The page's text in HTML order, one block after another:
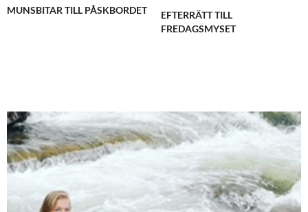
MUNSBITAR TILL PÅSKBORDET
EFTERRÄTT TILL
FREDAGSMYSET